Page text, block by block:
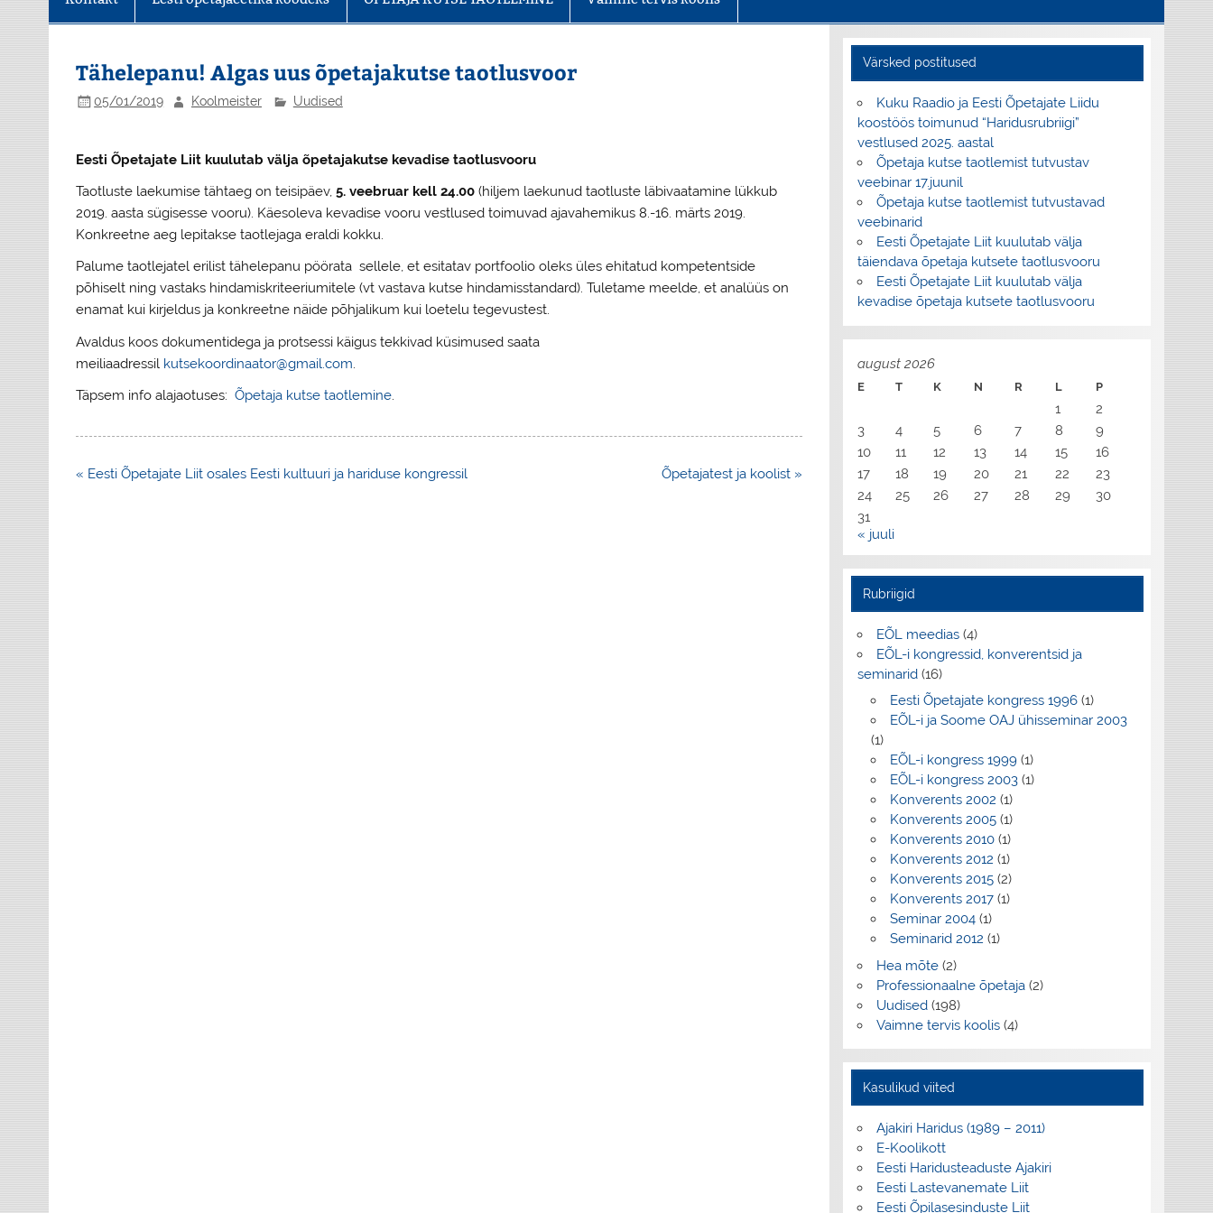
Tähelepanu! Algas uus õpetajakutse taotlusvoor
05/01/2019 Koolmeister Uudised
Eesti Õpetajate Liit kuulutab välja õpetajakutse kevadise taotlusvooru
Taotluste laekumise tähtaeg on teisipäev,5. veebruar kell 24.00 (hiljem laekunud taotluste läbivaatamine lükkub
2019. aasta sügisesse vooru). Käesoleva kevadise vooru vestlused toimuvad ajavahemikus 8.-16. märts 2019.
Konkreetne aeg lepitakse taotlejaga eraldi kokku.
Palume taotlejatel erilist tähelepanu pöörata sellele, et esitatav portfoolio oleks üles ehitatud kompetentside
põhiselt ning vastaks hindamiskriteeriumitele (vt vastava kutse hindamisstandard). Tuletame meelde, et analüüs on
enamat kui kirjeldus ja konkreetne näide põhjalikum kui loetelu tegevustest.
Avaldus koos dokumentidega ja protsessi käigus tekkivad küsimused saata
meiliaadressil kutsekoordinaator@gmail.com.
Täpsem info alajaotuses:Õpetaja kutse taotlemine.
Navigeerimine
« Eesti Õpetajate Liit osales Eesti kultuuri ja hariduse kongressil Õpetajatest ja koolist »
Värsked postitused
Kuku Raadio ja Eesti Õpetajate Liidu
koostöös toimunud “Haridusrubriigi”
vestlused 2025. aastal
Õpetaja kutse taotlemist tutvustav
veebinar 17.juunil
Õpetaja kutse taotlemist tutvustavad
veebinarid
Eesti Õpetajate Liit kuulutab välja
täiendava õpetaja kutsete taotlusvooru
Eesti Õpetajate Liit kuulutab välja
kevadise õpetaja kutsete taotlusvooru
august 2026
E T K N R L P
1
2
3
4 5 6 7 8
9
10
11 12 13 14 15
16
17
18 19 20 21 22
23
24
25 26 27 28 29
30
31
« juuli
Rubriigid
EÕL meedias(4)
EÕL-i kongressid, konverentsid ja
seminarid(16)
Eesti Õpetajate kongress 1996 (1)
EÕL-i ja Soome OAJ ühisseminar 2003
(1)
EÕL-i kongress 1999 (1)
EÕL-i kongress 2003 (1)
Konverents 2002 (1)
Konverents 2005 (1)
Konverents 2010 (1)
Konverents 2012 (1)
Konverents 2015 (2)
Konverents 2017 (1)
Seminar 2004 (1)
Seminarid 2012 (1)
Hea mõte(2)
Professionaalne õpetaja(2)
Uudised(198)
Vaimne tervis koolis(4)
Kasulikud viited
Ajakiri Haridus (1989 – 2011)
E-Koolikott
Eesti Haridusteaduste Ajakiri
Eesti Lastevanemate Liit
Eesti Õpilasesinduste Liit